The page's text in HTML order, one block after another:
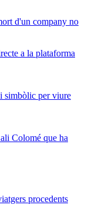
d'un company no
a la plataforma
simbòlic per viure
Colomé que ha
procedents